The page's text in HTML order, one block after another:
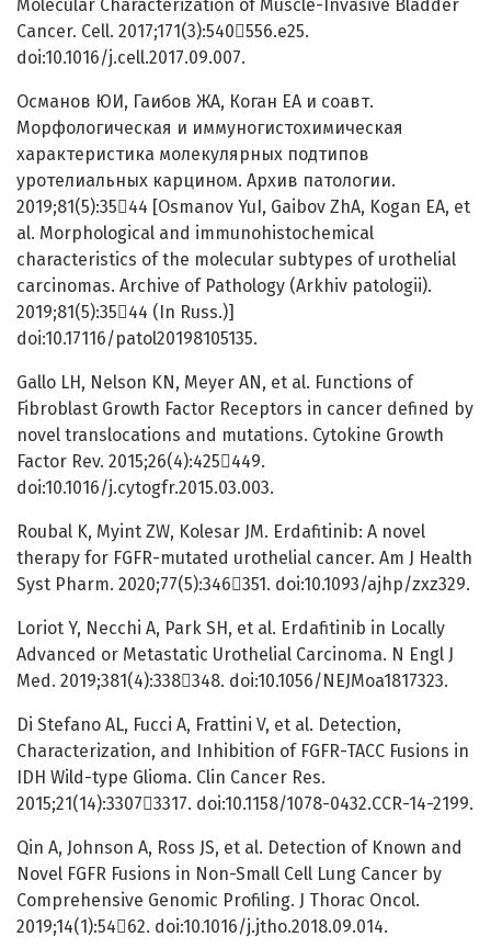
Molecular Characterization of Muscle-Invasive Bladder
Cancer. Cell. 2017;171(3):540556.e25.
doi:10.1016/j.cell.2017.09.007.
Османов ЮИ, Гаибов ЖА, Коган ЕА и соавт.
Морфологическая и иммуногистохимическая
характеристика молекулярных подтипов
уротелиальных карцином. Архив патологии.
2019;81(5):3544 [Osmanov YuI, Gaibov ZhA, Kogan EA, et
al. Morphological and immunohistochemical
characteristics of the molecular subtypes of urothelial
carcinomas. Archive of Pathology (Arkhiv patologii).
2019;81(5):3544 (In Russ.)]
doi:10.17116/patol20198105135.
Gallo LH, Nelson KN, Meyer AN, et al. Functions of
Fibroblast Growth Factor Receptors in cancer defined by
novel translocations and mutations. Cytokine Growth
Factor Rev. 2015;26(4):425449.
doi:10.1016/j.cytogfr.2015.03.003.
Roubal K, Myint ZW, Kolesar JM. Erdafitinib: A novel
therapy for FGFR-mutated urothelial cancer. Am J Health
Syst Pharm. 2020;77(5):346351. doi:10.1093/ajhp/zxz329.
Loriot Y, Necchi A, Park SH, et al. Erdafitinib in Locally
Advanced or Metastatic Urothelial Carcinoma. N Engl J
Med. 2019;381(4):338348. doi:10.1056/NEJMoa1817323.
Di Stefano AL, Fucci A, Frattini V, et al. Detection,
Characterization, and Inhibition of FGFR-TACC Fusions in
IDH Wild-type Glioma. Clin Cancer Res.
2015;21(14):33073317. doi:10.1158/1078-0432.CCR-14-2199.
Qin A, Johnson A, Ross JS, et al. Detection of Known and
Novel FGFR Fusions in Non-Small Cell Lung Cancer by
Comprehensive Genomic Profiling. J Thorac Oncol.
2019;14(1):5462. doi:10.1016/j.jtho.2018.09.014.